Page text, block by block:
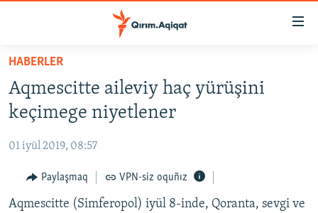
Esas
qaytmaq
Baş
navigatsiyağa
qaytmaq
qaytmaq
SİYASET
İQTİSADİYAT
CEMİYET
MEDENİYET
İNSAN AQLARI
HABERLER
Aqmescitte aileviy haç yürüşini
keçimege niyetlener
01 iyül 2019, 08:57
Paylaşmaq VPN-siz oquñız
Aqmescitte (Simferopol) iyül 8-inde, Qoranta, sevgi ve